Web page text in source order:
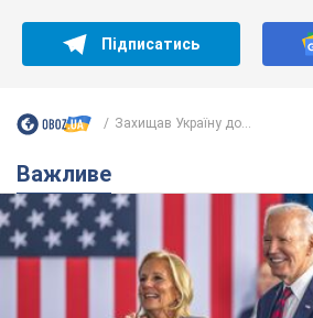
Підписатись
Захищав Україну до...
Важливе